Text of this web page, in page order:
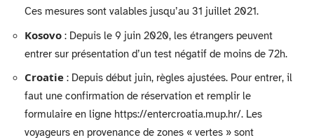
Ces mesures sont valables jusqu’au 31 juillet 2021.
Kosovo : Depuis le 9 juin 2020, les étrangers peuvent
entrer sur présentation d’un test négatif de moins de 72h.
Croatie : Depuis début juin, règles ajustées. Pour entrer, il
faut une confirmation de réservation et remplir le
formulaire en ligne https://entercroatia.mup.hr/. Les
voyageurs en provenance de zones « vertes » sont